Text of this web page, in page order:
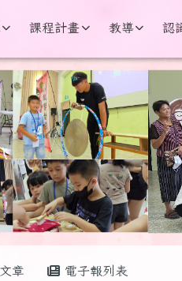
課程計畫 教導 認
章 電子報列表